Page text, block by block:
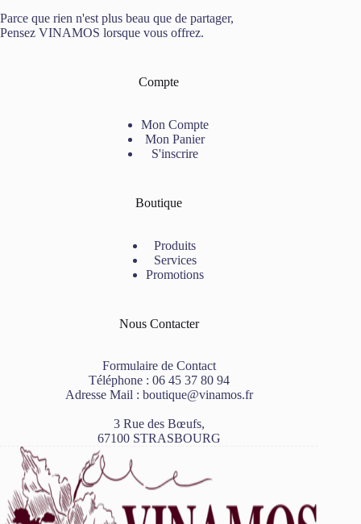
Parce que rien n'est plus beau que de partager,
Pensez VINAMOS lorsque vous offrez.
Compte
Mon Compte
Mon Panier
S'inscrire
Boutique
Produits
Services
Promotions
Nous Contacter
Formulaire de Contact
Téléphone : 06 45 37 80 94
Adresse Mail : boutique@vinamos.fr
3 Rue des Bœufs,
67100 STRASBOURG